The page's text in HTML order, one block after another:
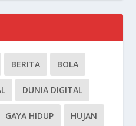
BERITA BOLA
DUNIA DIGITAL
GAYA HIDUP HUJAN